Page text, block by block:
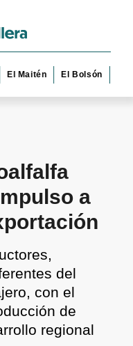
El Bolsón Esquel
a
del
con el
de
regional